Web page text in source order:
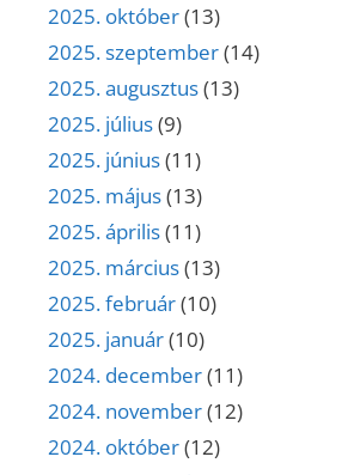
2025. október(13)
2025. szeptember(14)
2025. augusztus(13)
2025. július(9)
2025. június(11)
2025. május(13)
2025. április(11)
2025. március(13)
2025. február(10)
2025. január(10)
2024. december(11)
2024. november(12)
2024. október(12)